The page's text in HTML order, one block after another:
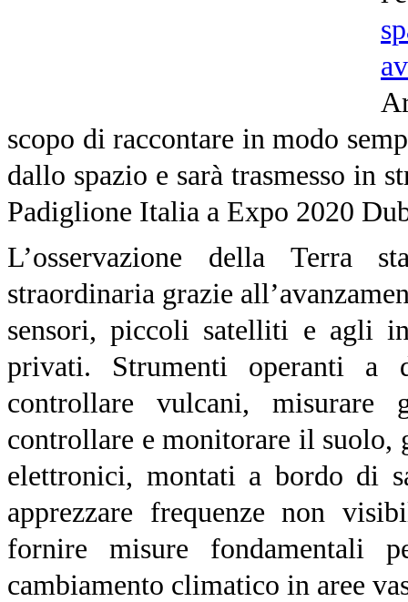
scopo di raccontare in modo
dallo spazio e sarà trasmesso in
Padiglione Italia a Expo 2020
L’osservazione della Terra
straordinaria grazie
sensori, piccoli satelliti e agli
privati. Strumenti operanti a
controllare vulcani,
controllare e monitorare il
elettronici, montati a bordo di
apprezzare frequenze non
fornire misure fondamentali
cambiamento climatico in aree